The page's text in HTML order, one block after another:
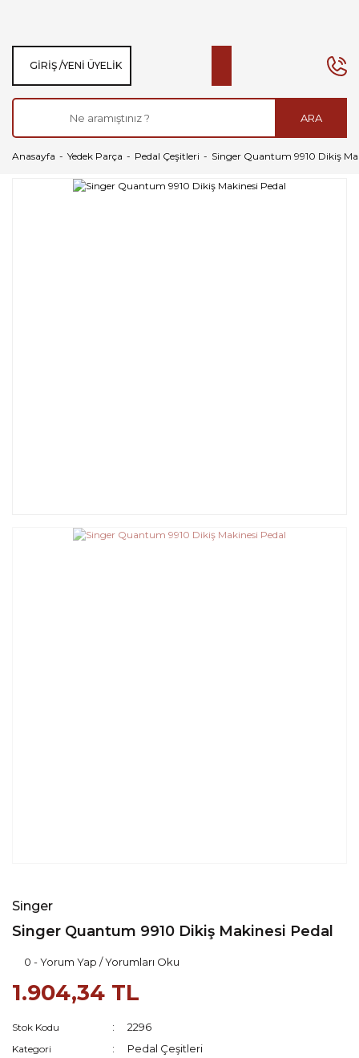
ARA
GIRIŞ /YENI ÜYELIK
Anasayfa Yedek Parça Pedal Çeşitleri Singer Quantum 9910 Dikiş
Singer
Singer Quantum 9910 Dikiş Makinesi Pedal
0 - Yorum Yap / Yorumları Oku
1.904,34 TL
Stok Kodu 2296
Kategori Pedal Çeşitleri